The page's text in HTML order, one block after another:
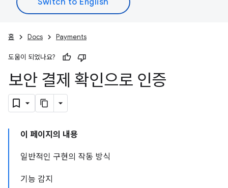
홈 Docs Payments
도움이 되었나요?
보안 결제 확인으로 인증
이 페이지의 내용
일반적인 구현의 작동 방식
기능 감지